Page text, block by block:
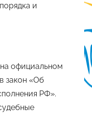
и
официальном
закон «Об
РФ».